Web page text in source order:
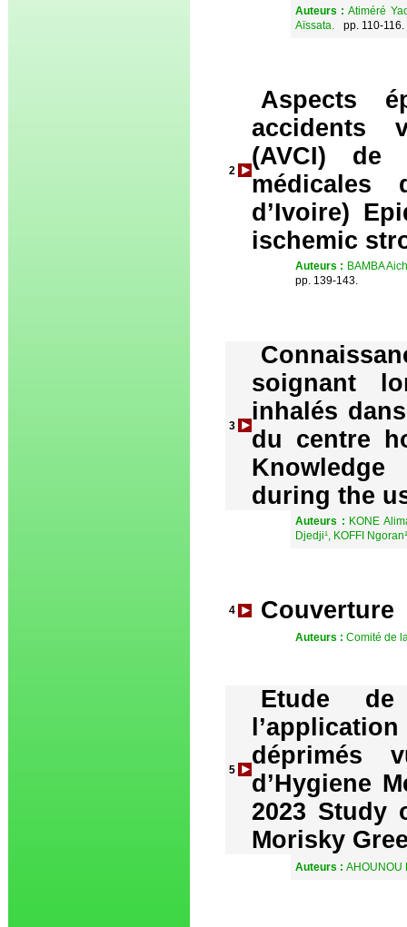
Auteurs :Atiméré
Aïssata.
pp. 110-116.
2
Aspects
accidents
(AVCI) de
médicales
d’Ivoire)
ischemic
Auteurs : BAMBA
pp. 139-143.
3
soignant
inhalés
du centre
during the
Auteurs : KONE
Djedji¹, KOFFI Ngoran¹
4 Couverture
Auteurs : Comité de
5
Etude de
déprimés
d’Hygiene
2023 Study
Morisky
Auteurs : AHOUNOU